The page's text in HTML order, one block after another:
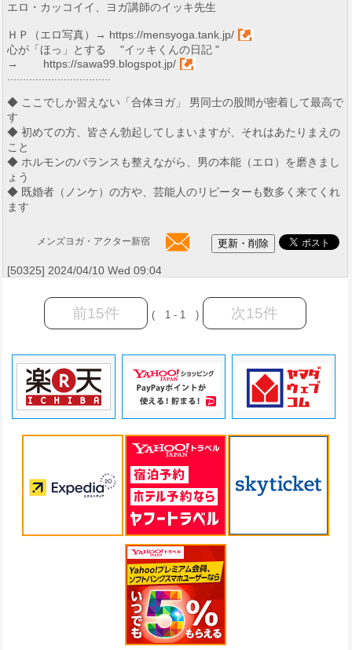
エロ・カッコイイ、ヨガ講師のイッキ先生
ＨＰ（エロ写真）→ https://mensyoga.tank.jp/
心が「ほっ」とする "イッキくんの日記 "
→ https://sawa99.blogspot.jp/
.................................
◆ ここでしか習えない「合体ヨガ」 男同士の股間が密着して最高で
す
◆ 初めての方、皆さん勃起してしまいますが、それはあたりまえの
こと
◆ ホルモンのバランスも整えながら、男の本能（エロ）を磨きまし
ょう
◆ 既婚者（ノンケ）の方や、芸能人のリピーターも数多く来てくれ
ます
メンズヨガ・アクター新宿
[50325] 2024/04/10 Wed 09:04
前15件 ( 1 - 1 ) 次15件